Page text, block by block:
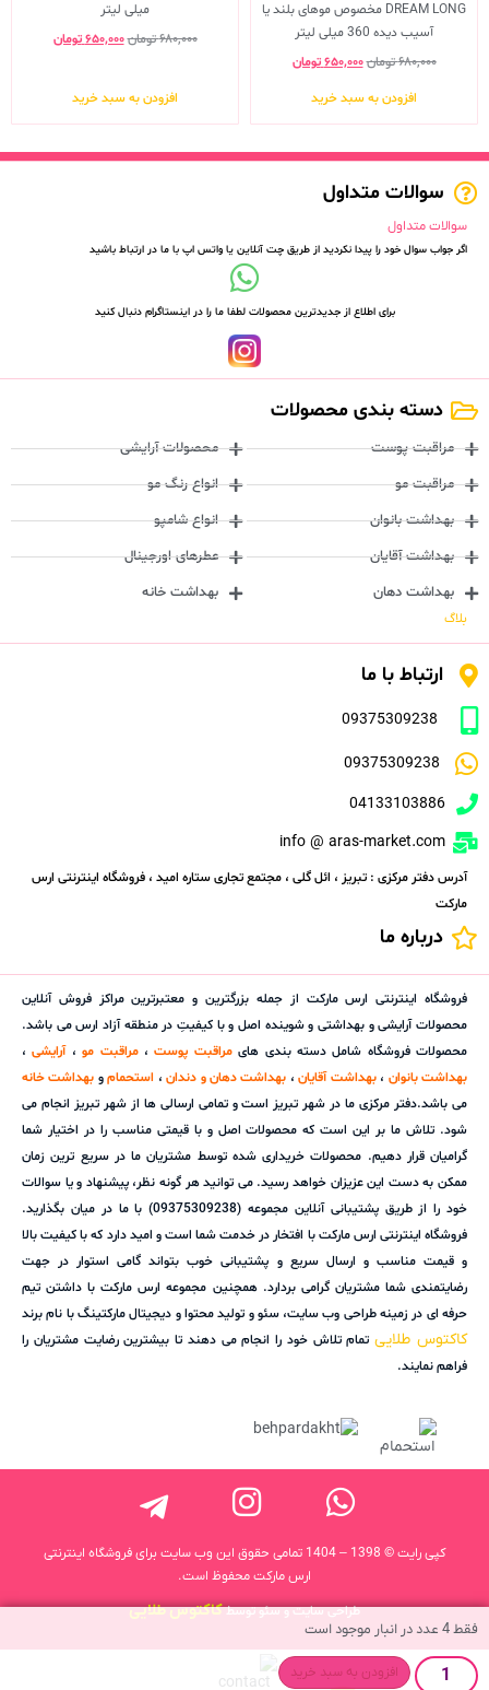
فقط 4 عدد در انبار موجود است
افزودن به سبد خرید
DREAM LONG مخصوص موهای بلند یا
آسیب دیده 360 میلی لیتر
۶۸۰,۰۰۰تومان۶۵۰,۰۰۰تومان
افزودن به سبد خرید
میلی لیتر
۶۸۰,۰۰۰تومان۶۵۰,۰۰۰تومان
افزودن به سبد خرید
سوالات متداول
سوالات متداول
اگر جواب سوال خود را پیدا نکردید از طریق چت آنلاین یا واتس اپ با ما در ارتباط باشید
برای اطلاع از جدیدترین محصولات لطفا ما را در اینستاگرام دنبال کنید
دسته بندی محصولات
مراقبت پوست
مراقبت مو
بهداشت بانوان
بهداشت آقایان
بهداشت دهان
محصولات آرایشی
انواع رنگ مو
انواع شامپو
عطرهای اورجینال
بهداشت خانه
بلاگ
ارتباط با ما
09375309238
09375309238
04133103886
info @ aras-market.com
آدرس دفتر مرکزی : تبریز ، ائل گلی ، مجتمع تجاری ستاره امید ، فروشگاه اینترنتی ارس
مارکت
درباره ما
فروشگاه اینترنتی ارس مارکت از جمله بزرگترین و معتبرترین مراکز فروش آنلاین
محصولات آرایشی و بهداشتی و شوینده اصل و با کیفیتِ در منطقه آزاد ارس می باشد.
محصولات فروشگاه شامل دسته بندی هایمراقبت پوست،مراقبت مو،آرایشی،
بهداشت بانوان ،بهداشت آقایان، بهداشت دهان و دندان، استحمامو بهداشت خانه
می باشد.دفتر مرکزی ما در شهر تبریز است و تمامی ارسالی ها از شهر تبریز انجام می
شود. تلاش ما بر این است که محصولات اصل و با قیمتی مناسب را در اختیار شما
گرامیان قرار دهیم. محصولات خریداری شده توسط مشتریان ما در سریع ترین زمان
ممکن به دست این عزیزان خواهد رسید. می توانید هر گونه نظر، پیشنهاد و یا سوالات
خود را از طریق پشتیبانی آنلاین مجموعه (09375309238) با ما در میان بگذارید.
فروشگاه اینترنتی ارس مارکت با افتخار در خدمت شما است و امید دارد که با کیفیت بالا
و قیمت مناسب و ارسال سریع و پشتیبانی خوب بتواند گامی استوار در جهت
رضایتمندی شما مشتریان گرامی بردارد. همچنین مجموعه ارس مارکت با داشتن تیم
حرفه ای در زمینه طراحی وب سایت، سئو و تولید محتوا و دیجیتال مارکتینگ با نام برند
کاکتوس طلاییتمام تلاش خود را انجام می دهند تا بیشترین رضایت مشتریان را
فراهم نمایند.
کپی رایت © 1398 – 1404 تمامی حقوق این وب سایت برای فروشگاه اینترنتی
ارس مارکت محفوظ است.
طراحی سایت و سئو توسطکاکتوس طلایی